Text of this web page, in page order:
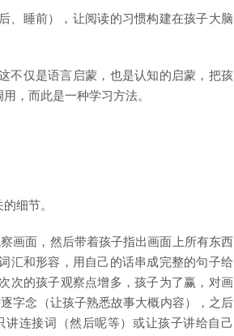
、睡前），让阅读的习惯构建在孩子大脑
不仅是语言启蒙，也是认知的启蒙，把孩
，而此是一种学习方法。
细节。
画面，然后带着孩子指出画面上所有东西
汇和形容，用自己的话串成完整的句子给
次的孩子观察点增多，孩子为了赢，对画
字念（让孩子熟悉故事大概内容），之后
连接词（然后呢等）或让孩子讲给自己